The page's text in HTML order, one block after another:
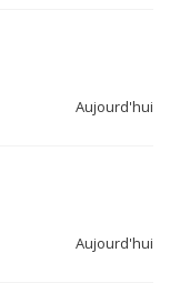
Aujourd'hui
Aujourd'hui